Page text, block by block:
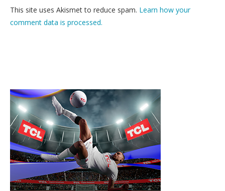
This site uses Akismet to reduce spam. Learn how your
comment data is processed.